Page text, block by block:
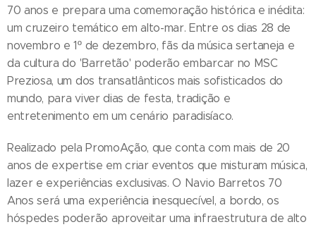
70 anos e prepara uma comemoração histórica e inédita:
um cruzeiro temático em alto-mar. Entre os dias 28 de
novembro e 1º de dezembro, fãs da música sertaneja e
da cultura do 'Barretão' poderão embarcar no MSC
Preziosa, um dos transatlânticos mais sofisticados do
mundo, para viver dias de festa, tradição e
entretenimento em um cenário paradisíaco.
Realizado pela PromoAção, que conta com mais de 20
anos de expertise em criar eventos que misturam música,
lazer e experiências exclusivas. O Navio Barretos 70
Anos será uma experiência inesquecível, a bordo, os
hóspedes poderão aproveitar uma infraestrutura de alto